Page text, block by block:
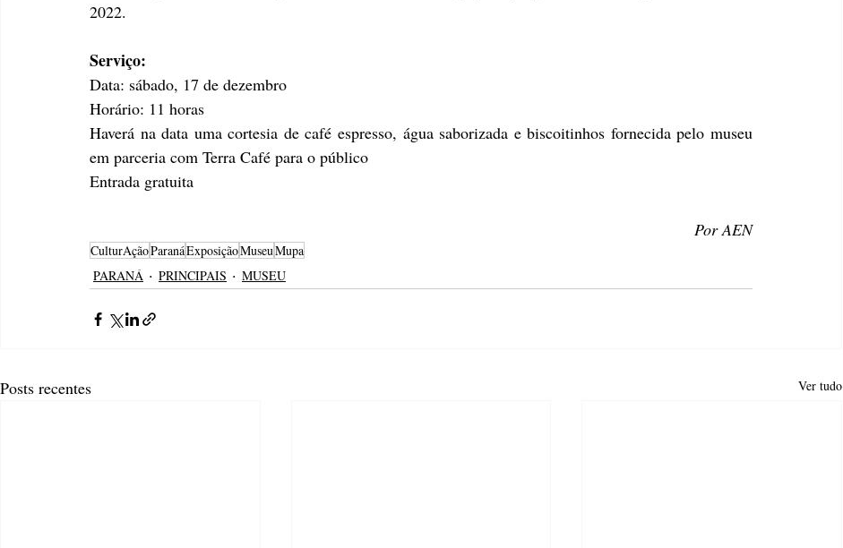
2022.
Serviço:
Data: sábado, 17 de dezembro
Horário: 11 horas
Haverá na data uma cortesia de café espresso, água saborizada e biscoitinhos fornecida pelo museu
em parceria com Terra Café para o público
Entrada gratuita
Por AEN
CulturAçãoParanáExposiçãoMuseuMupa
PARANÁ
PRINCIPAIS MUSEU
Posts recentes Ver tudo